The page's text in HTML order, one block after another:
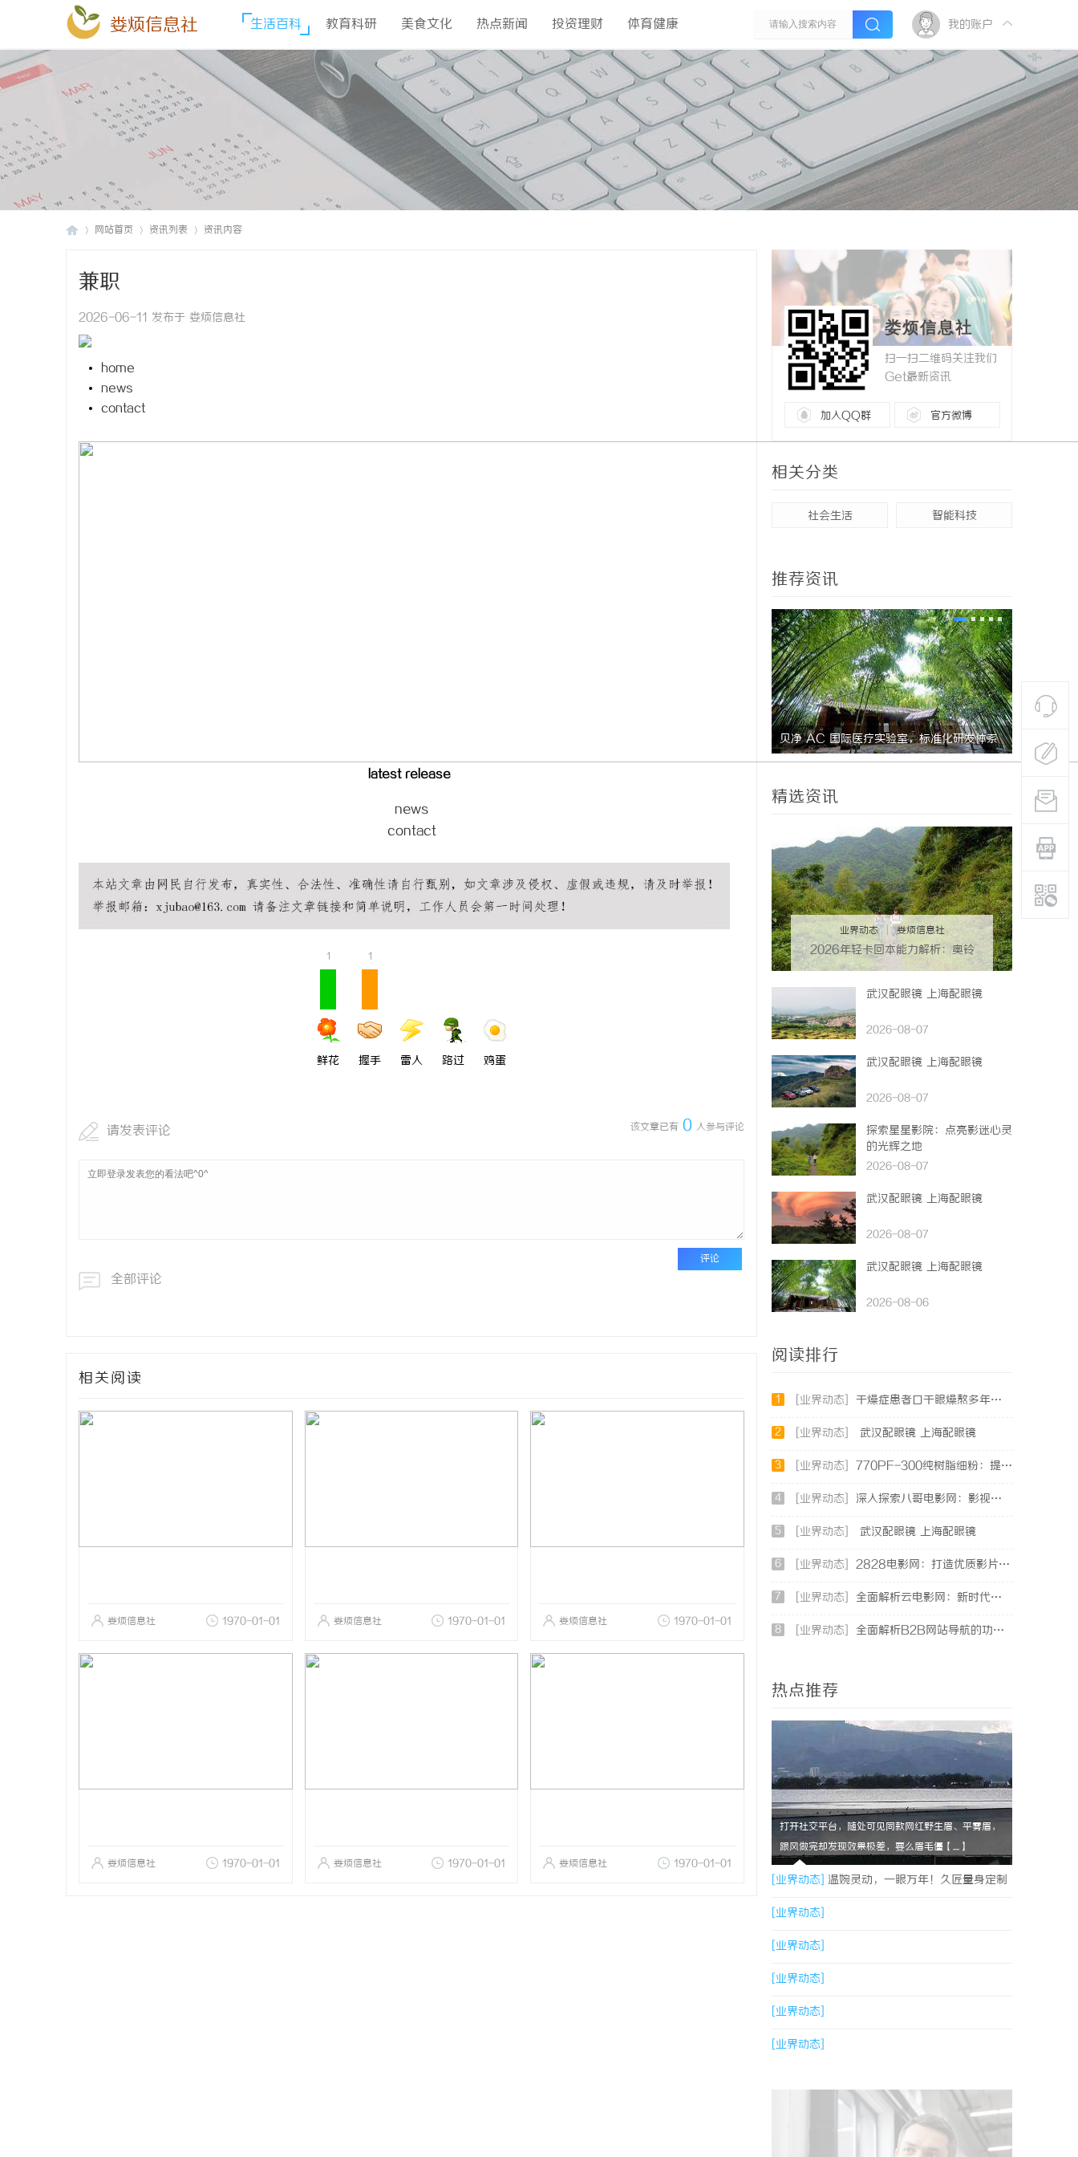
娄烦信息社 生活百科 教育科研 美食文化 热点新闻 投资理财 体育健康 我的账户
网站首页 资讯列表 资讯内容
兼职
2026-06-11 发布于 娄烦信息社
home
news
contact
latest release
news
contact
1
鲜花
1
握手 雷人 路过 鸡蛋
该文章已有 0 人参与评论
请发表评论
评论
全部评论
相关阅读
娄烦信息社 1970-01-01 娄烦信息社 1970-01-01 娄烦信息社 1970-01-01
娄烦信息社 1970-01-01 娄烦信息社 1970-01-01 娄烦信息社 1970-01-01
娄烦信息社
扫一扫二维码关注我们
Get最新资讯
加入QQ群 官方微博
相关分类
社会生活 智能科技
推荐资讯
贝净 AC 国际医疗实验室，标准化研发体系 武汉配眼镜 上海配眼镜 多方
助力
精选资讯
业界动态 娄烦信息社
2026年轻卡回本能力解析：奥铃
青春版回本关键因素与高潜力车型
武汉配眼镜 上海配眼镜
2026-08-07
武汉配眼镜 上海配眼镜
2026-08-07
探索星星影院：点亮影迷心灵
的光辉之地
2026-08-07
武汉配眼镜 上海配眼镜
2026-08-07
武汉配眼镜 上海配眼镜
2026-08-06
阅读排行
1 [业界动态] 干燥症患者口干眼燥熬多年，一个周期缓过来？老中医：一张辨证方对症，身体找回津液
2 [业界动态] 武汉配眼镜 上海配眼镜
3 [业界动态] 770PF-300纯树脂细粉：提升塑料制品性能的新选择
4 [业界动态] 深入探索八哥电影网：影视资源的宝库与用户体验的革新
5 [业界动态] 武汉配眼镜 上海配眼镜
6 [业界动态] 2828电影网：打造优质影片在线观看体验的全新平台
7 [业界动态] 全面解析云电影网：新时代观影体验的创新平台
8 [业界动态] 全面解析B2B网站导航的功能与发展趋势
热点推荐
打开社交平台，随处可见同款网红野生眉、平雾眉，
跟风做完却发现效果极差，要么眉毛僵【....】
[业界动态] 温婉灵动，一眼万年！久匠量身定制
的眉眼唇，才是你整张脸的点睛之笔！淡颜系女
生的气质加分项
[业界动态]
[业界动态]
[业界动态]
[业界动态]
[业界动态]